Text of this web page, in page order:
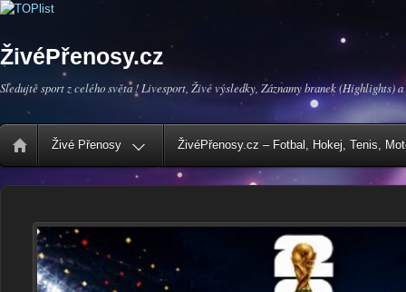
ŽivéPřenosy.cz
Sledujte sport z celého světa ! Livesport, Živé výsledky, Záznamy branek (Highlights) a
Živé Přenosy ŽivéPřenosy.cz – Fotbal, Hokej, Tenis,